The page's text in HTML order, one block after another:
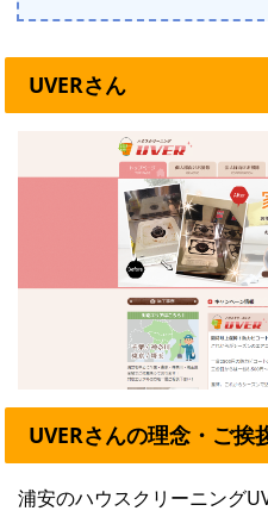
UVERさん
UVERさんの理念・ご挨
浦安のハウスクリーニング